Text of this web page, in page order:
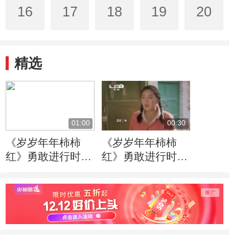
16 17 18 19 20
精选
01:00
《岁岁年年柿柿
红》勇敢进行时篇
00:30
《岁岁年年柿柿
红》勇敢进行时篇